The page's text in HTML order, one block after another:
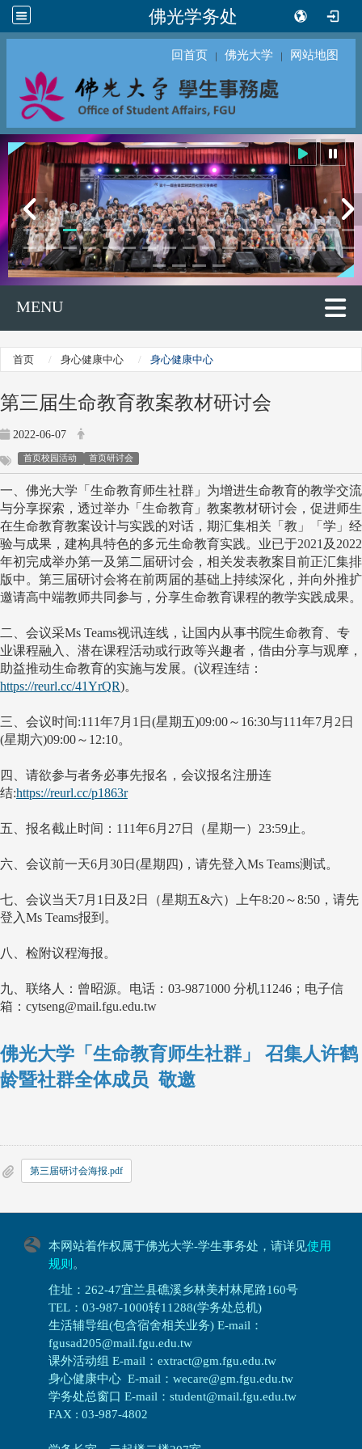
佛光学务处
回首页 ｜ 佛光大学 ｜ 网站地图
MENU
首页 身心健康中心 身心健康中心
第三届生命教育教案教材研讨会
2022-06-07
首页校园活动 首页研讨会
一、佛光大学「生命教育师生社群」为增进生命教育的教学交流
与分享探索，透过举办「生命教育」教案教材研讨会，促进师生
在生命教育教案设计与实践的对话，期汇集相关「教」「学」经
验与成果，建构具特色的多元生命教育实践。业已于2021 及 2022
年初完成举办第一及第二届研讨会，相关发表教案目前正汇集排
版中。第三届研讨会将在前两届的基础上持续深化，并向外推扩
邀请高中端教师共同参与，分享生命教育课程的教学实践成果。
二、 会议采Ms Teams视讯连线，让国内从事书院生命教育、专
业课程融入、潜在课程活动或行政等兴趣者，借由分享与观摩，
助益推动生命教育的实施与发展。 (议程连结：
https://reurl.cc/41YrQR)。
三、 会议时间:111年7月1日(星期五)09:00～16:30与111年7月 2 日
(星期六)09:00～ 12:10。
四、 请欲参与者务必事先报名 ， 会议报名注册连
结:https://reurl.cc/p1863r
五、报名截止时间： 111年6月 27日（星期一） 23:59止。
六、 会议前一天6月 30日 (星期四) ，请先登入Ms Teams测试。
七、 会议当天7月 1 日及 2 日（星期五&六）上午8:20～8:50 ，请先
登入Ms Teams报到。
八、 检附议程海报。
九、 联络人：曾昭源。电话 ：03-9871000 分机11246 ；电子信
箱 ：cytseng@mail.fgu.edu.tw
佛光大学「生命教育师生社群」 召集人许鹤
龄暨社群全体成员 敬邀
第三届研讨会海报.pdf
本网站着作权属于佛光大学-学生事务处，请详见使用
规则 。
住址：262-47宜兰县礁溪乡林美村林尾路160号
TEL：03-987-1000转11288(学务处总机)
生活辅导组(包含宿舍相关业务) E-mail：
fgusad205@mail.fgu.edu.tw
课外活动组 E-mail：extract@gm.fgu.edu.tw
身心健康中心 E-mail：wecare@gm.fgu.edu.tw
学务处总窗口 E-mail：student@mail.fgu.edu.tw
FAX : 03-987-4802